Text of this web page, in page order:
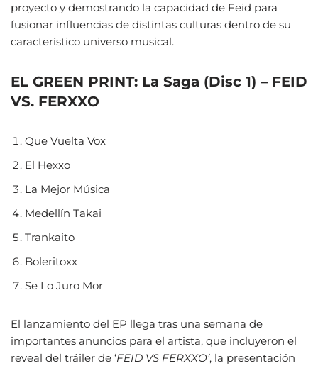
proyecto y demostrando la capacidad de Feid para
fusionar influencias de distintas culturas dentro de su
característico universo musical.
EL GREEN PRINT: La Saga (Disc 1) – FEID
VS. FERXXO
Que Vuelta Vox
El Hexxo
La Mejor Música
Medellín Takai
Trankaito
Boleritoxx
Se Lo Juro Mor
El lanzamiento del EP llega tras una semana de
importantes anuncios para el artista, que incluyeron el
reveal del tráiler de ‘FEID VS FERXXO’, la presentación